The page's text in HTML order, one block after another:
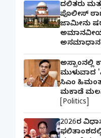
ದಲಿತರು
ಪೊಲೀಸ್
ಜಾಮೀನು
ಅಸಮಾಧಾನ
ಅಸ್ಸಾಂನಲ್ಲಿ
ಮುಳುವಾದ
ಸಿಎಂ ಹಿಮಂತ
ಮಕಾಡೆ
[Politics]
2026ರ